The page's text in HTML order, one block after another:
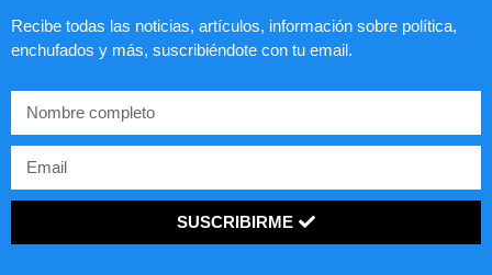
Recibe todas las noticias, artículos, información sobre política,
enchufados y más, suscribiéndote con tu email.
SUSCRIBIRME